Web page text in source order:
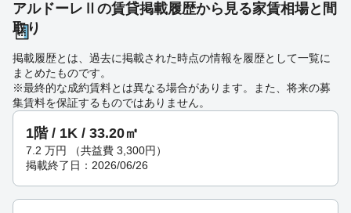
アルドーレⅡの賃貸掲載履歴から見る家賃相場と間
取り
掲載履歴とは、過去に掲載された時点の情報を履歴として一覧に
まとめたものです。
※最終的な成約賃料とは異なる場合があります。また、将来の募
集賃料を保証するものではありません。
1階 / 1K / 33.20㎡
7.2 万円
（共益費 3,300円）
掲載終了日：2026/06/26